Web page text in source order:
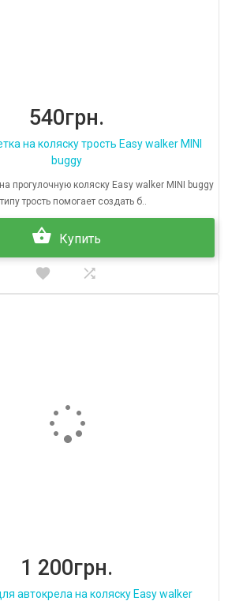
540грн.
на коляску трость Easy walker MINI
buggy
прогулочную коляску Easy walker MINI buggy
трость помогает создать б..
Купить
1 200грн.
автокрела на коляску Easy walker